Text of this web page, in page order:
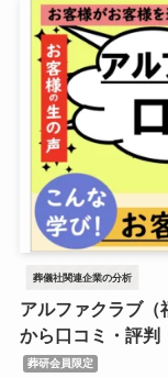
葬儀社関連企業の分析
アルファクラブ
から口コミ・評判
葬研会員限定